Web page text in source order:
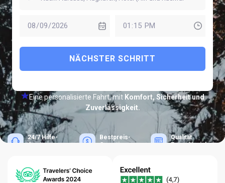
NÄCHSTER SCHRITT
Eine personalisierte Fahrt, mit Komfort, Sicherheit und
Zuverlässigkeit.
24/7 Hilfe-
Center
Bestpreis-
Garantie
Qualität
Zuverlässigkeit